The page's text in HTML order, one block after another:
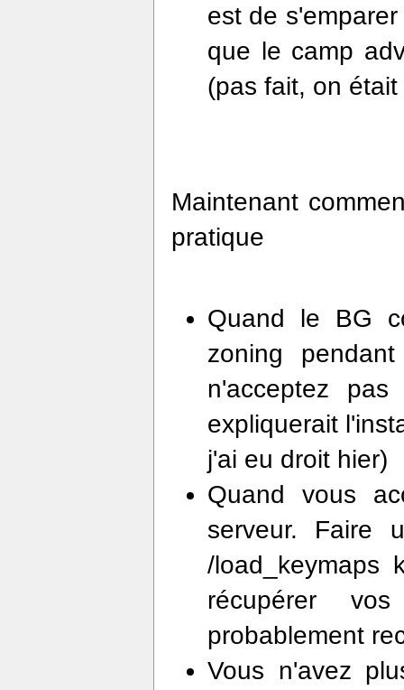
est de
que le camp
(pas fait, on
Maintenant
pratique
Quand le BG
zoning
n'acceptez
expliquerait
j'ai eu droit hier)
Quand vous
serveur. Faire
/load_keymaps
récupérer
probablement
Vous n'avez